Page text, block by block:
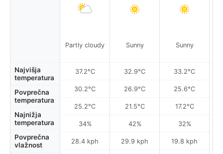
Najvišja
temperatura
Povprečna
temperatura
Najnižja
temperatura
Povprečna
vlažnost
Partly cloudy
37.2°C
30.2°C
25.2°C
34%
28.4 kph
Sunny
32.9°C
26.9°C
21.5°C
42%
29.9 kph
Sunny
33.2°C
25.6°C
17.2°C
32%
19.8 kph